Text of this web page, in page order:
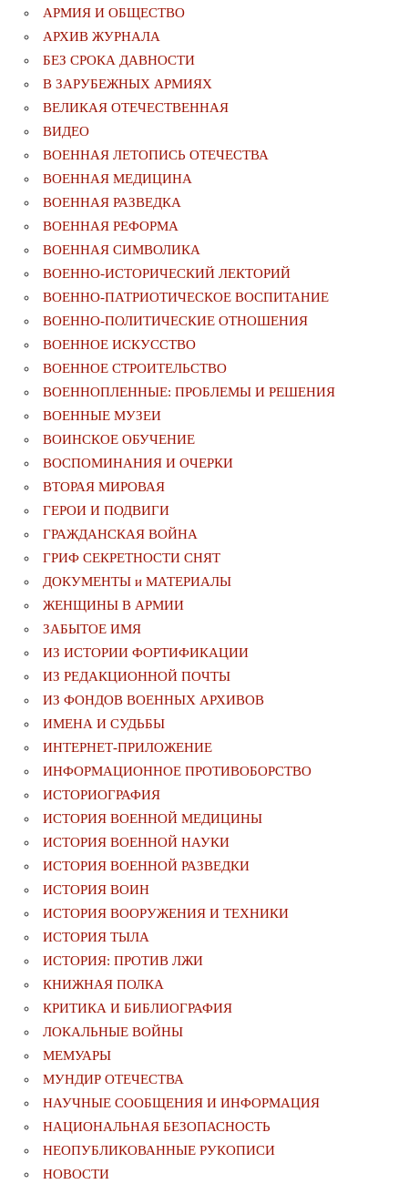
АРМИЯ И ОБЩЕСТВО
АРХИВ ЖУРНАЛА
БЕЗ СРОКА ДАВНОСТИ
В ЗАРУБЕЖНЫХ АРМИЯХ
ВЕЛИКАЯ ОТЕЧЕСТВЕННАЯ
ВИДЕО
ВОЕННАЯ ЛЕТОПИСЬ ОТЕЧЕСТВА
ВОЕННАЯ МЕДИЦИНА
ВОЕННАЯ РАЗВЕДКА
ВОЕННАЯ РЕФОРМА
ВОЕННАЯ СИМВОЛИКА
ВОЕННО-ИСТОРИЧЕСКИЙ ЛЕКТОРИЙ
ВОЕННО-ПАТРИОТИЧЕСКОЕ ВОСПИТАНИЕ
ВОЕННО-ПОЛИТИЧЕСКИE ОТНОШЕНИЯ
ВОЕННОЕ ИСКУССТВО
ВОЕННОЕ СТРОИТЕЛЬСТВО
ВОЕННОПЛЕННЫЕ: ПРОБЛЕМЫ И РЕШЕНИЯ
ВОЕННЫЕ МУЗЕИ
ВОИНСКОЕ ОБУЧЕНИЕ
ВОСПОМИНАНИЯ И ОЧЕРКИ
ВТОРАЯ МИРОВАЯ
ГЕРОИ И ПОДВИГИ
ГРАЖДАНСКАЯ ВОЙНА
ГРИФ СЕКРЕТНОСТИ СНЯТ
ДОКУМЕНТЫ и МАТЕРИАЛЫ
ЖЕНЩИНЫ В АРМИИ
ЗАБЫТОЕ ИМЯ
ИЗ ИСТОРИИ ФОРТИФИКАЦИИ
ИЗ РЕДАКЦИОННОЙ ПОЧТЫ
ИЗ ФОНДОВ ВОЕННЫХ АРХИВОВ
ИМЕНА И СУДЬБЫ
ИНТЕРНЕТ-ПРИЛОЖЕНИЕ
ИНФОРМАЦИОННОЕ ПРОТИВОБОРСТВО
ИСТОРИОГРАФИЯ
ИСТОРИЯ ВОЕННОЙ МЕДИЦИНЫ
ИСТОРИЯ ВОЕННОЙ НАУКИ
ИСТОРИЯ ВОЕННОЙ РАЗВЕДКИ
ИСТОРИЯ ВОИН
ИСТОРИЯ ВООРУЖЕНИЯ И ТЕХНИКИ
ИСТОРИЯ ТЫЛА
ИСТОРИЯ: ПРОТИВ ЛЖИ
КНИЖНАЯ ПОЛКА
КРИТИКА И БИБЛИОГРАФИЯ
ЛОКАЛЬНЫЕ ВОЙНЫ
МЕМУАРЫ
МУНДИР ОТЕЧЕСТВА
НАУЧНЫЕ СООБЩЕНИЯ И ИНФОРМАЦИЯ
НАЦИОНАЛЬНАЯ БЕЗОПАСНОСТЬ
НЕОПУБЛИКОВАННЫЕ РУКОПИСИ
НОВОСТИ